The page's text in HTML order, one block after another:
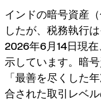
インドの暗号資産
したが、税務執行
2026年6月14日現在
示しています。暗
「最善を尽くした
合された取引レベ